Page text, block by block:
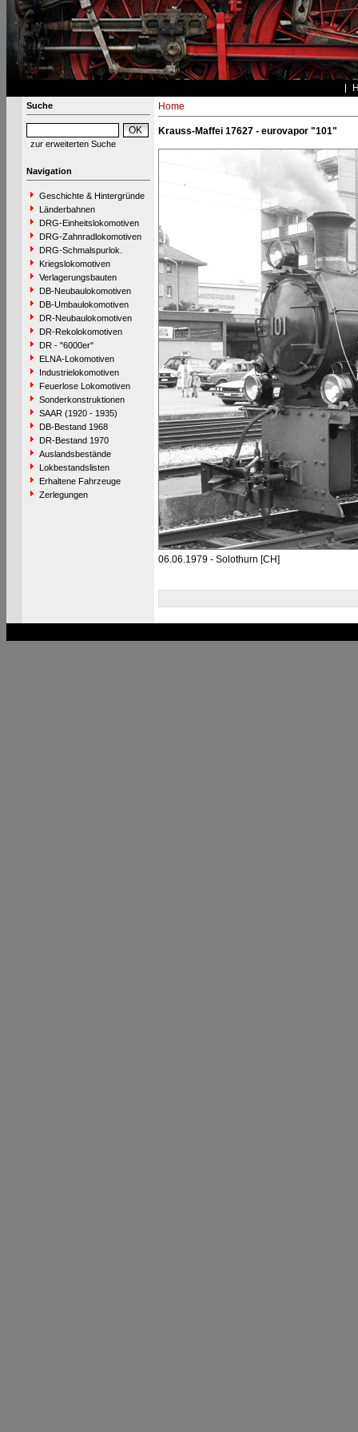
Suche
zur erweiterten Suche
Navigation
Geschichte & Hintergründe
Länderbahnen
DRG-Einheitslokomotiven
DRG-Zahnradlokomotiven
DRG-Schmalspurlok.
Kriegslokomotiven
Verlagerungsbauten
DB-Neubaulokomotiven
DB-Umbaulokomotiven
DR-Neubaulokomotiven
DR-Rekolokomotiven
DR - "6000er"
ELNA-Lokomotiven
Industrielokomotiven
Feuerlose Lokomotiven
Sonderkonstruktionen
SAAR (1920 - 1935)
DB-Bestand 1968
DR-Bestand 1970
Auslandsbestände
Lokbestandslisten
Erhaltene Fahrzeuge
Zerlegungen
Home
Krauss-Maffei 17627 - eurovapor "101"
06.06.1979 - Solothurn [CH]